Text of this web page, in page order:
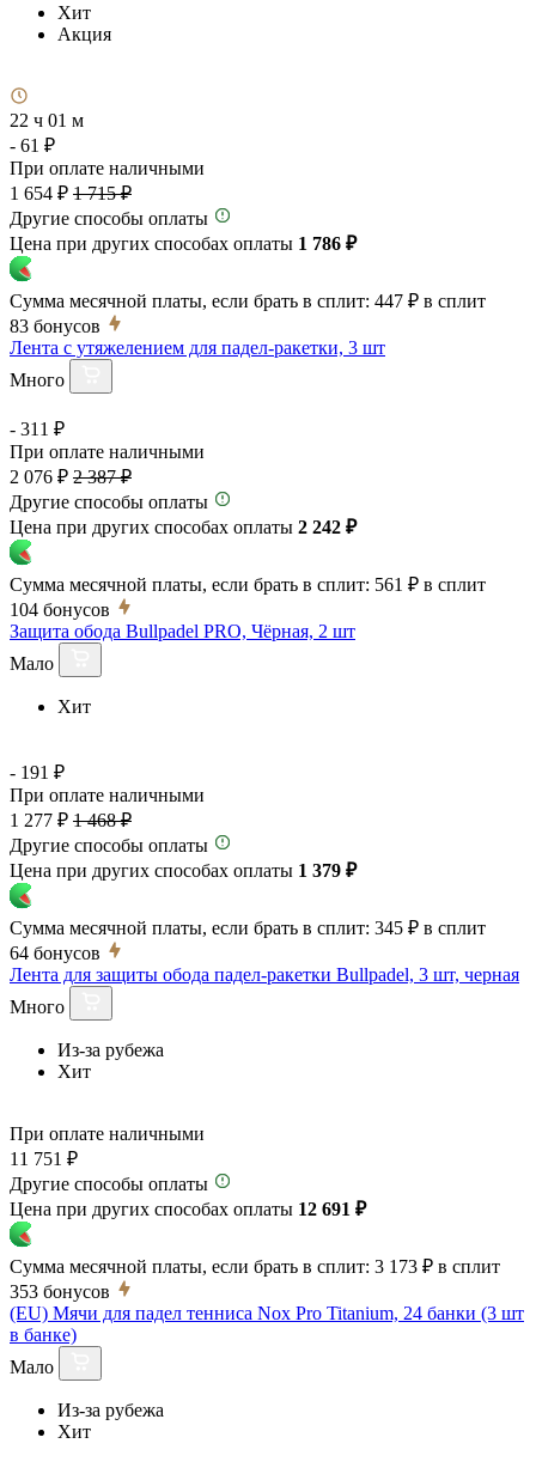
Хит
Акция
22 ч 01 м
- 61 ₽
При оплате наличными
1 654 ₽ 1 715 ₽
Другие способы оплаты
Цена при других способах оплаты 1 786 ₽
Сумма месячной платы, если брать в сплит: 447 ₽ в сплит
83 бонусов
Лента с утяжелением для падел-ракетки, 3 шт
Много
- 311 ₽
При оплате наличными
2 076 ₽ 2 387 ₽
Другие способы оплаты
Цена при других способах оплаты 2 242 ₽
Сумма месячной платы, если брать в сплит: 561 ₽ в сплит
104 бонусов
Защита обода Bullpadel PRO, Чёрная, 2 шт
Мало
Хит
- 191 ₽
При оплате наличными
1 277 ₽ 1 468 ₽
Другие способы оплаты
Цена при других способах оплаты 1 379 ₽
Сумма месячной платы, если брать в сплит: 345 ₽ в сплит
64 бонусов
Лента для защиты обода падел-ракетки Bullpadel, 3 шт, черная
Много
Из-за рубежа
Хит
При оплате наличными
11 751 ₽
Другие способы оплаты
Цена при других способах оплаты 12 691 ₽
Сумма месячной платы, если брать в сплит: 3 173 ₽ в сплит
353 бонусов
(EU) Мячи для падел тенниса Nox Pro Titanium, 24 банки (3 шт
в банке)
Мало
Из-за рубежа
Хит